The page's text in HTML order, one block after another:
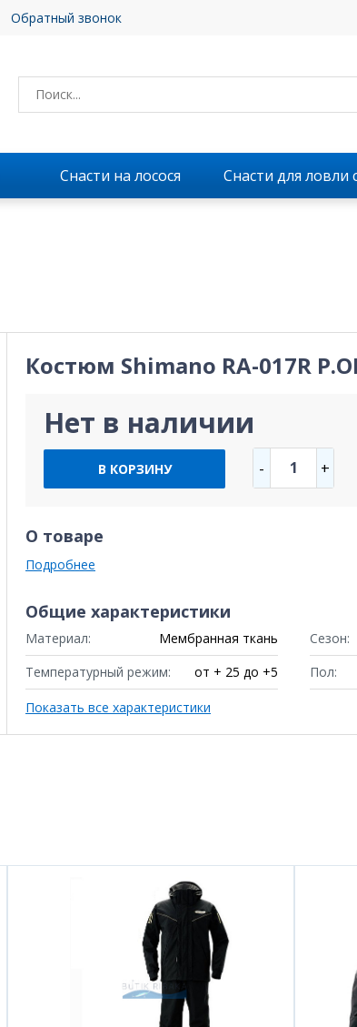
Обратный звонок
Снасти на лосося Снасти для ловли
Костюм Shimano RA-017R
Нет в наличии
В КОРЗИНУ - 1 +
О товаре
Подробнее
Общие характеристики
Материал: Мембранная ткань Сезон:
Температурный режим:
от + 25 до +5 Пол:
Показать все характеристики